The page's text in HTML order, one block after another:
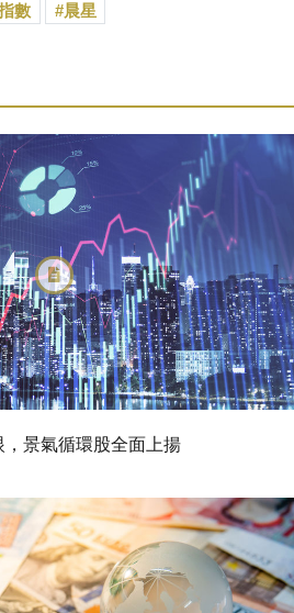
數 晨星
景氣循環股全面上揚